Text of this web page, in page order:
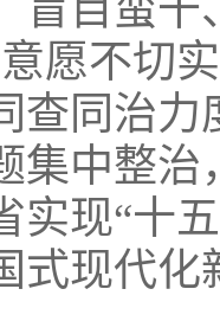
盲目蛮干
愿不切
查同治
集中整
实现“十
式现代